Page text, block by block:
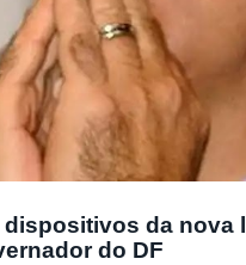
da nova
do DF